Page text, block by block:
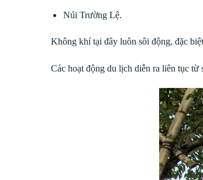
Núi Trường Lệ.
Không khí tại đây luôn sôi động, đặc
Các hoạt động du lịch diễn ra liên tục từ